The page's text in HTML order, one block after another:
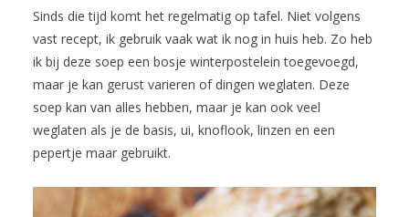
Sinds die tijd komt het regelmatig op tafel. Niet volgens
vast recept, ik gebruik vaak wat ik nog in huis heb. Zo heb
ik bij deze soep een bosje winterpostelein toegevoegd,
maar je kan gerust varieren of dingen weglaten. Deze
soep kan van alles hebben, maar je kan ook veel
weglaten als je de basis, ui, knoflook, linzen en een
pepertje maar gebruikt.